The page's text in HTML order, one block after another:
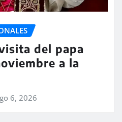
del papa
a la
6, 2026